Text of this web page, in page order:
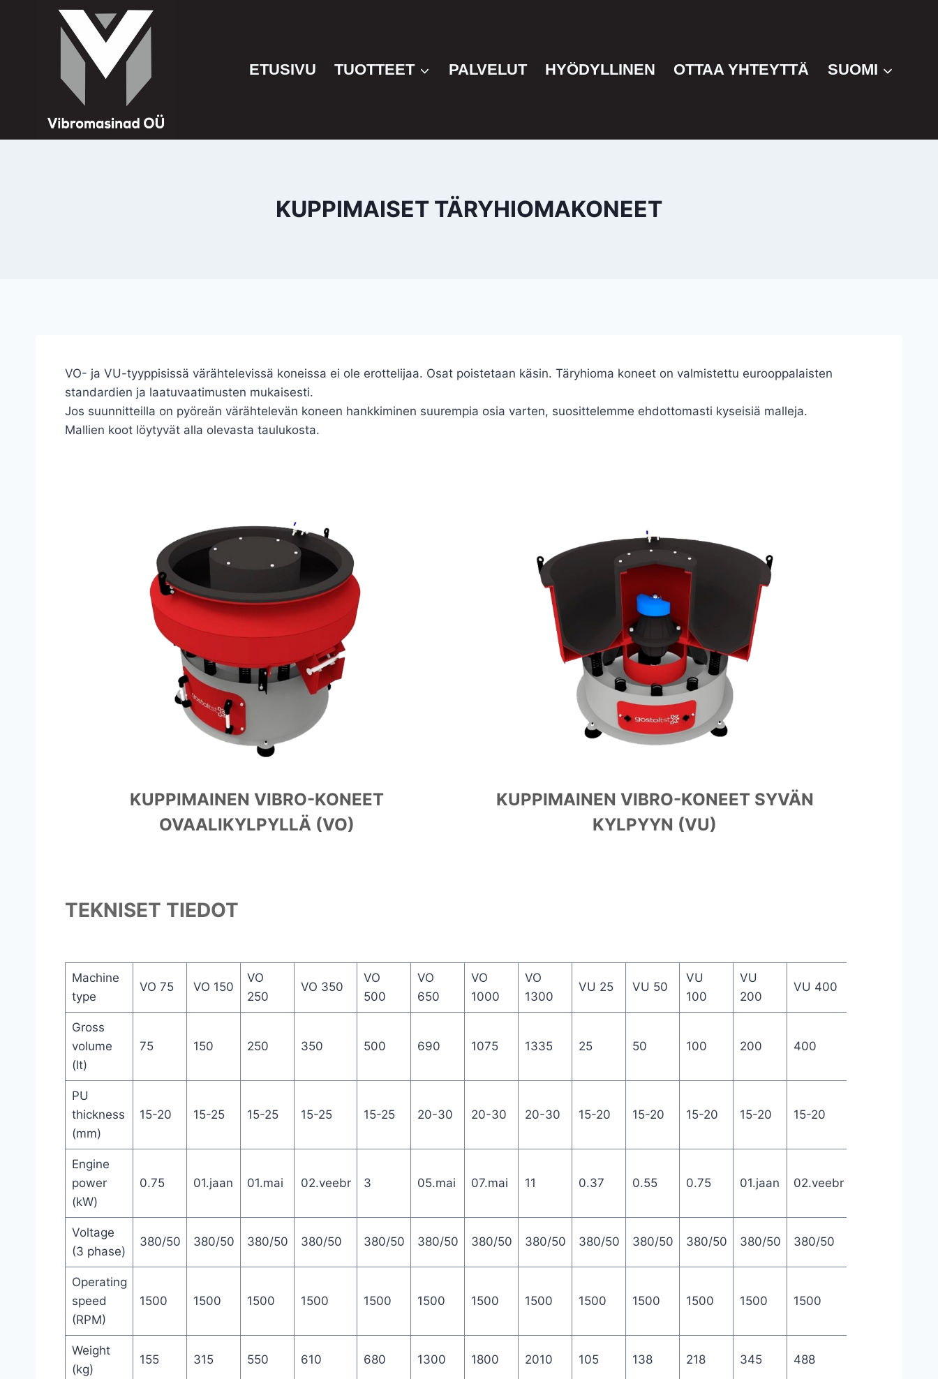
ETUSIVU TUOTTEET PALVELUT HYÖDYLLINEN OTTAA YHTEYTTÄ SUOMI
KUPPIMAISET TÄRYHIOMAKONEET
VO- ja VU-tyyppisissä värähtelevissä koneissa ei ole erottelijaa. Osat poistetaan käsin. Täryhioma koneet on valmistettu eurooppalaisten
standardien ja laatuvaatimusten mukaisesti.
Jos suunnitteilla on pyöreän värähtelevän koneen hankkiminen suurempia osia varten, suosittelemme ehdottomasti kyseisiä malleja.
Mallien koot löytyvät alla olevasta taulukosta.
KUPPIMAINEN VIBRO-KONEET
OVAALIKYLPYLLÄ (VO)
KUPPIMAINEN VIBRO-KONEET SYVÄN
KYLPYYN (VU)
TEKNISET TIEDOT
Machine
type
VO 75 VO 150
VO
250
VO 350
VO
500
VO
650
VO
1000
VO
1300
VU 25 VU 50
VU
100
VU
200
VU 400
Gross
volume
(lt)
75 150 250 350 500 690 1075 1335 25 50 100 200 400
PU
thickness
(mm)
15-20 15-25 15-25 15-25 15-25 20-30 20-30 20-30 15-20 15-20 15-20 15-20 15-20
Engine
power
(kW)
0.75 01.jaan 01.mai 02.veebr 3 05.mai 07.mai 11 0.37 0.55 0.75 01.jaan 02.veebr
Voltage
(3 phase)
380/50 380/50 380/50 380/50 380/50 380/50 380/50 380/50 380/50 380/50 380/50 380/50 380/50
Operating
speed
(RPM)
1500 1500 1500 1500 1500 1500 1500 1500 1500 1500 1500 1500 1500
Weight
(kg)
155 315 550 610 680 1300 1800 2010 105 138 218 345 488